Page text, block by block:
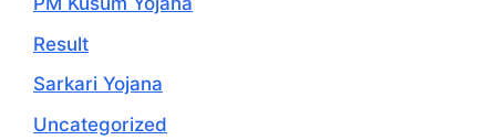
Result
Sarkari Yojana
Uncategorized